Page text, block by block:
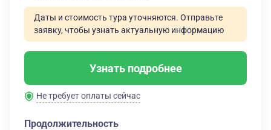
Даты и стоимость тура уточняются. Отправьте
заявку, чтобы узнать актуальную информацию
Узнать подробнее
Не требует оплаты сейчас
Продолжительность